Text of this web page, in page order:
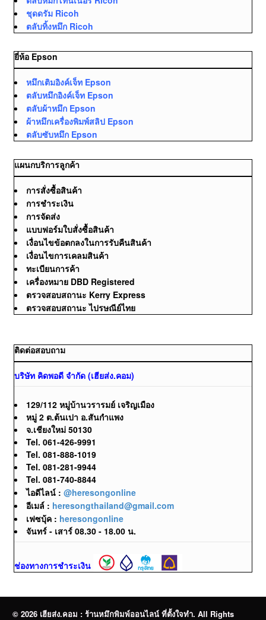
ชุดดรัม Ricoh
ตลับทิ้งหมึก Ricoh
ยี่ห้อ Epson
หมึกเติมอิงค์เจ็ท Epson
ตลับหมึกอิงค์เจ็ท Epson
ตลับผ้าหมึก Epson
ผ้าหมึกเครื่องพิมพ์สลิป Epson
ตลับซับหมึก Epson
แผนกบริการลูกค้า
การสั่งซื้อสินค้า
การชำระเงิน
การจัดส่ง
แบบฟอร์มใบสั่งซื้อสินค้า
เงื่อนไขข้อตกลงในการรับคืนสินค้า
เงื่อนไขการเคลมสินค้า
ทะเบียนการค้า
เครื่องหมาย DBD Registered
ตรวจสอบสถานะ Kerry Express
ตรวจสอบสถานะ ไปรษณีย์ไทย
ติดต่อสอบถาม
บริษัท คิดพอดี จำกัด (เฮียส่ง.คอม)
129/112 หมู่บ้านวรารมย์ เจริญเมือง
หมู่ 2 ต.ต้นเปา อ.สันกำแพง
จ.เชียงใหม่ 50130
Tel. 061-426-9991
Tel. 081-888-1019
Tel. 081-281-9944
Tel. 081-740-8844
ไอดีไลน์ : @heresongonline
อีเมล์ : heresongthailand@gmail.com
เฟซบุ้ค : heresongonline
จันทร์ - เสาร์ 08.30 - 18.00 น.
ช่องทางการชำระเงิน
© 2026 เฮียส่ง.คอม : ร้านหมึกพิมพ์ออนไลน์ ที่ตั้งใจทำ. All Rights